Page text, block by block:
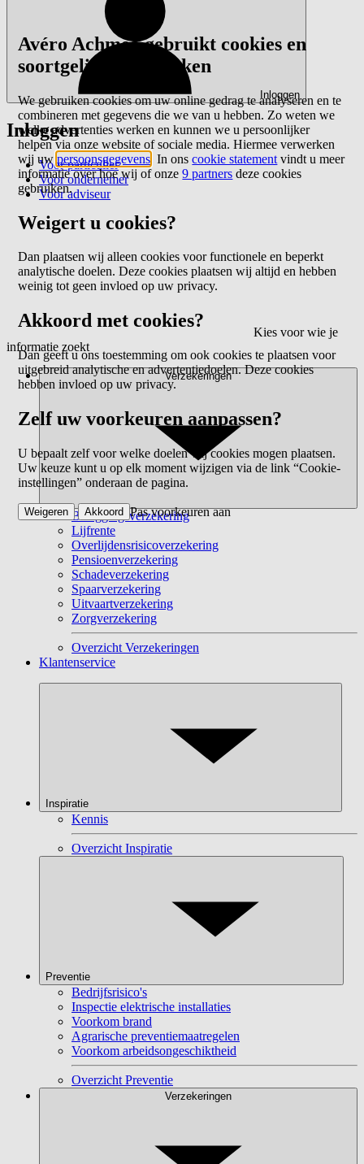
Inloggen
Inloggen
Voor particulier
Voor ondernemer
Voor adviseur
Kies voor wie je
informatie zoekt
Verzekeringen
Beleggingsverzekering
Lijfrente
Overlijdensrisicoverzekering
Pensioenverzekering
Schadeverzekering
Spaarverzekering
Uitvaartverzekering
Zorgverzekering
Overzicht Verzekeringen
Klantenservice
Inspiratie
Kennis
Overzicht Inspiratie
Preventie
Bedrijfsrisico's
Inspectie elektrische installaties
Voorkom brand
Agrarische preventiemaatregelen
Voorkom arbeidsongeschiktheid
Overzicht Preventie
Verzekeringen
Avéro Achmea gebruikt cookies en
soortgelijke technieken
We gebruiken cookies om uw online gedrag te analyseren en te
combineren met gegevens die we van u hebben. Zo weten we
welke advertenties werken en kunnen we u persoonlijker
helpen via onze website of sociale media. Hiermee verwerken
wij uwpersoonsgegevens . In onscookie statement vindt u meer
informatie over hoe wij of onze9 partners deze cookies
gebruiken.
Weigert u cookies?
Dan plaatsen wij alleen cookies voor functionele en beperkt
analytische doelen. Deze cookies plaatsen wij altijd en hebben
weinig tot geen invloed op uw privacy.
Akkoord met cookies?
Dan geeft u ons toestemming om ook cookies te plaatsen voor
uitgebreid analytische en advertentiedoelen. Deze cookies
hebben invloed op uw privacy.
Zelf uw voorkeuren aanpassen?
U bepaalt zelf voor welke doelen wij cookies mogen plaatsen.
Uw keuze kunt u op elk moment wijzigen via de link “Cookie-
instellingen” onderaan de pagina.
Pas voorkeuren aan
Weigeren Akkoord